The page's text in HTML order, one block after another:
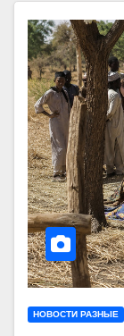
НОВОСТИ РАЗНЫЕ